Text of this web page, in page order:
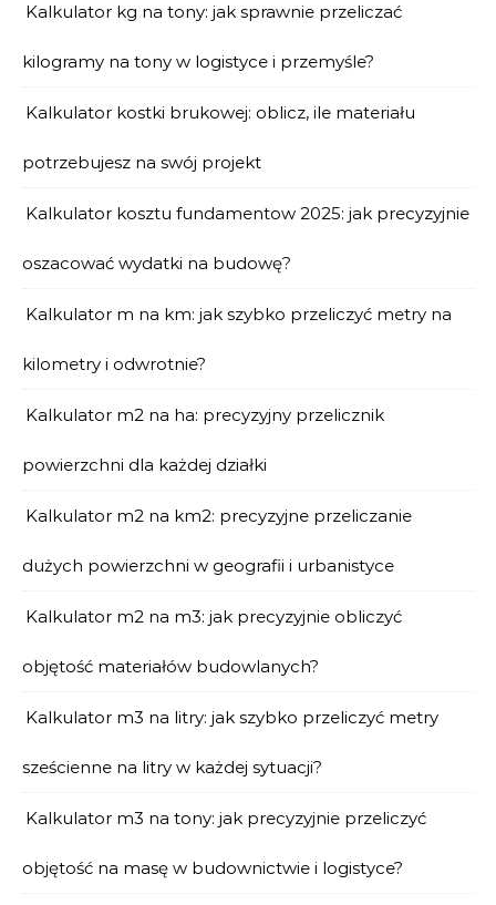
Kalkulator kg na tony: jak sprawnie przeliczać
kilogramy na tony w logistyce i przemyśle?
Kalkulator kostki brukowej: oblicz, ile materiału
potrzebujesz na swój projekt
Kalkulator kosztu fundamentow 2025: jak precyzyjnie
oszacować wydatki na budowę?
Kalkulator m na km: jak szybko przeliczyć metry na
kilometry i odwrotnie?
Kalkulator m2 na ha: precyzyjny przelicznik
powierzchni dla każdej działki
Kalkulator m2 na km2: precyzyjne przeliczanie
dużych powierzchni w geografii i urbanistyce
Kalkulator m2 na m3: jak precyzyjnie obliczyć
objętość materiałów budowlanych?
Kalkulator m3 na litry: jak szybko przeliczyć metry
sześcienne na litry w każdej sytuacji?
Kalkulator m3 na tony: jak precyzyjnie przeliczyć
objętość na masę w budownictwie i logistyce?